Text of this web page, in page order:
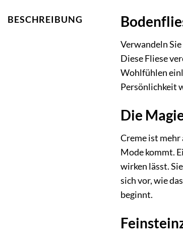
BESCHREIBUNG
Verwandeln
Diese Fliese
Wohlfühlen
Persönlichkeit
Die
Creme ist mehr
Mode kommt.
wirken lässt.
sich vor, wie
beginnt.